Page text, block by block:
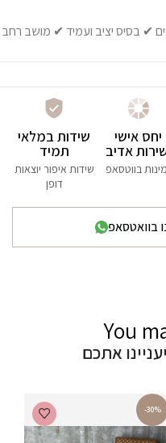
✔ בסיס יציב ועמיד ✔ מושב רחב
יחס אישי
אדיב
בווטסאפ
שידות במלאי
תמיד
שידות איפור יוצאות
דופן
בוואטסאפ
You
אתכם
-30%